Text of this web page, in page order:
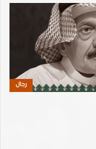
رجال